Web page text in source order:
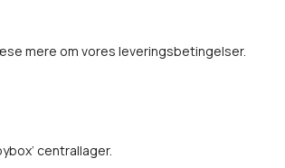
mere om vores leveringsbetingelser.
centrallager.